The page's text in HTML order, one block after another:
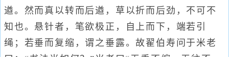
遒。然而真以转而后遒，草以折而后劲，不可不
知也。悬针者，笔欲极正，自上而下，端若引
绳；若垂而复缩，谓之垂露。故翟伯寿问于米老